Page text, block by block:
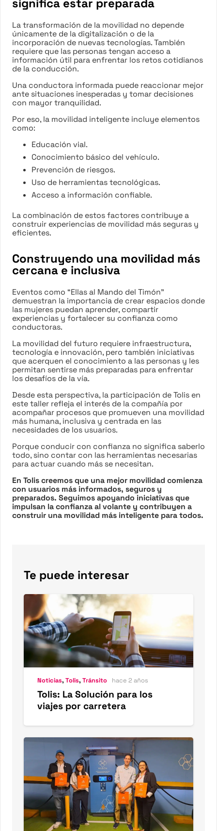
La transformación de la movilidad no depende
únicamente de la digitalización o de la
incorporación de nuevas tecnologías. También
requiere que las personas tengan acceso a
información útil para enfrentar los retos cotidianos
de la conducción.
Una conductora informada puede reaccionar mejor
ante situaciones inesperadas y tomar decisiones
con mayor tranquilidad.
Por eso, la movilidad inteligente incluye elementos
como:
Educación vial.
Conocimiento básico del vehículo.
Prevención de riesgos.
Uso de herramientas tecnológicas.
Acceso a información confiable.
La combinación de estos factores contribuye a
construir experiencias de movilidad más seguras y
eficientes.
Construyendo una movilidad más
cercana e inclusiva
Eventos como “Ellas al Mando del Timón”
demuestran la importancia de crear espacios donde
las mujeres puedan aprender, compartir
experiencias y fortalecer su confianza como
conductoras.
La movilidad del futuro requiere infraestructura,
tecnología e innovación, pero también iniciativas
que acerquen el conocimiento a las personas y les
permitan sentirse más preparadas para enfrentar
los desafíos de la vía.
Desde esta perspectiva, la participación de Tolis en
este taller refleja el interés de la compañía por
acompañar procesos que promueven una movilidad
más humana, inclusiva y centrada en las
necesidades de los usuarios.
Porque conducir con confianza no significa saberlo
todo, sino contar con las herramientas necesarias
para actuar cuando más se necesitan.
En Tolis creemos que una mejor movilidad comienza
con usuarios más informados, seguros y
preparados. Seguimos apoyando iniciativas que
impulsan la confianza al volante y contribuyen a
construir una movilidad más inteligente para todos.
Te puede interesar
Noticias, Tolis, Tránsito hace 2 años
Tolis: La Solución para los
viajes por carretera